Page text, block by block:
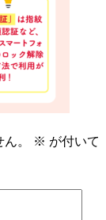
。
※ が付いて